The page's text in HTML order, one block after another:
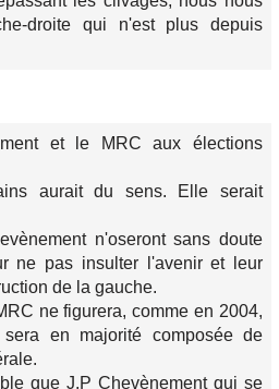
droite qui n'est plus depuis
et le MRC aux élections
aurait du sens. Elle serait
n'oseront sans doute
ne pas insulter l'avenir et leur
de la gauche.
ne figurera, comme en 2004,
en majorité composée de
que J.P Chevènement qui se